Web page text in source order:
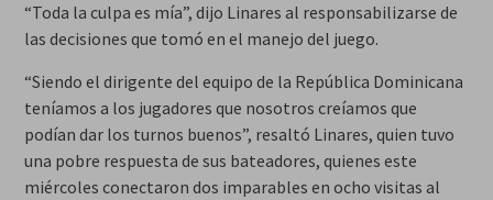
“Toda la culpa es mía”, dijo Linares al responsabilizarse de
las decisiones que tomó en el manejo del juego.
“Siendo el dirigente del equipo de la República Dominicana
teníamos a los jugadores que nosotros creíamos que
podían dar los turnos buenos”, resaltó Linares, quien tuvo
una pobre respuesta de sus bateadores, quienes este
miércoles conectaron dos imparables en ocho visitas al